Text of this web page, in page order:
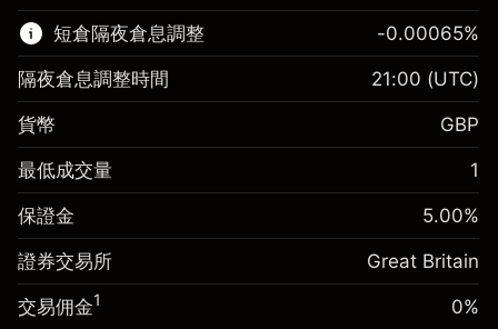
了解更多：
差價合約
保證金。您的投資 £1,000.00
隔夜倉息
-0.021271
%
(-£4.25)
使用杠杆的交易規模（大約值）
£20,000.00
來自杠杆的資金 - 美元（大約值）
短倉隔夜倉息調整
保證金。您的投資 £1,000.00
隔夜倉息
來自頭寸全值的費用
-0.000647
%
(-£0.13)
使用杠杆的交易規模（大約值）
-0.00065%
隔夜倉息調整時間 21:00 (UTC)
貨幣 GBP
最低成交量 1
保證金 5.00%
證券交易所 Great Britain
交易佣金1 0%